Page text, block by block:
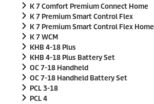
K 7 Comfort Premium Connect Home
K 7 Premium Smart Control Flex
K 7 Premium Smart Control Flex Home
K 7 WCM
KHB 4-18 Plus
KHB 4-18 Plus Battery Set
OC 7-18 Handheld
OC 7-18 Handheld Battery Set
PCL 3-18
PCL 4